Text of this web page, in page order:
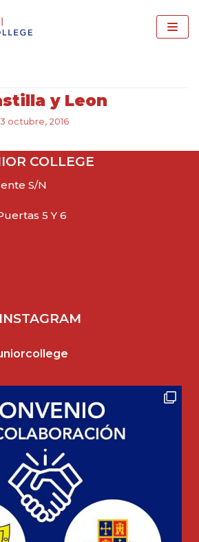
y Leon
octubre, 2016
COLLEGE
S/N
5 Y 6